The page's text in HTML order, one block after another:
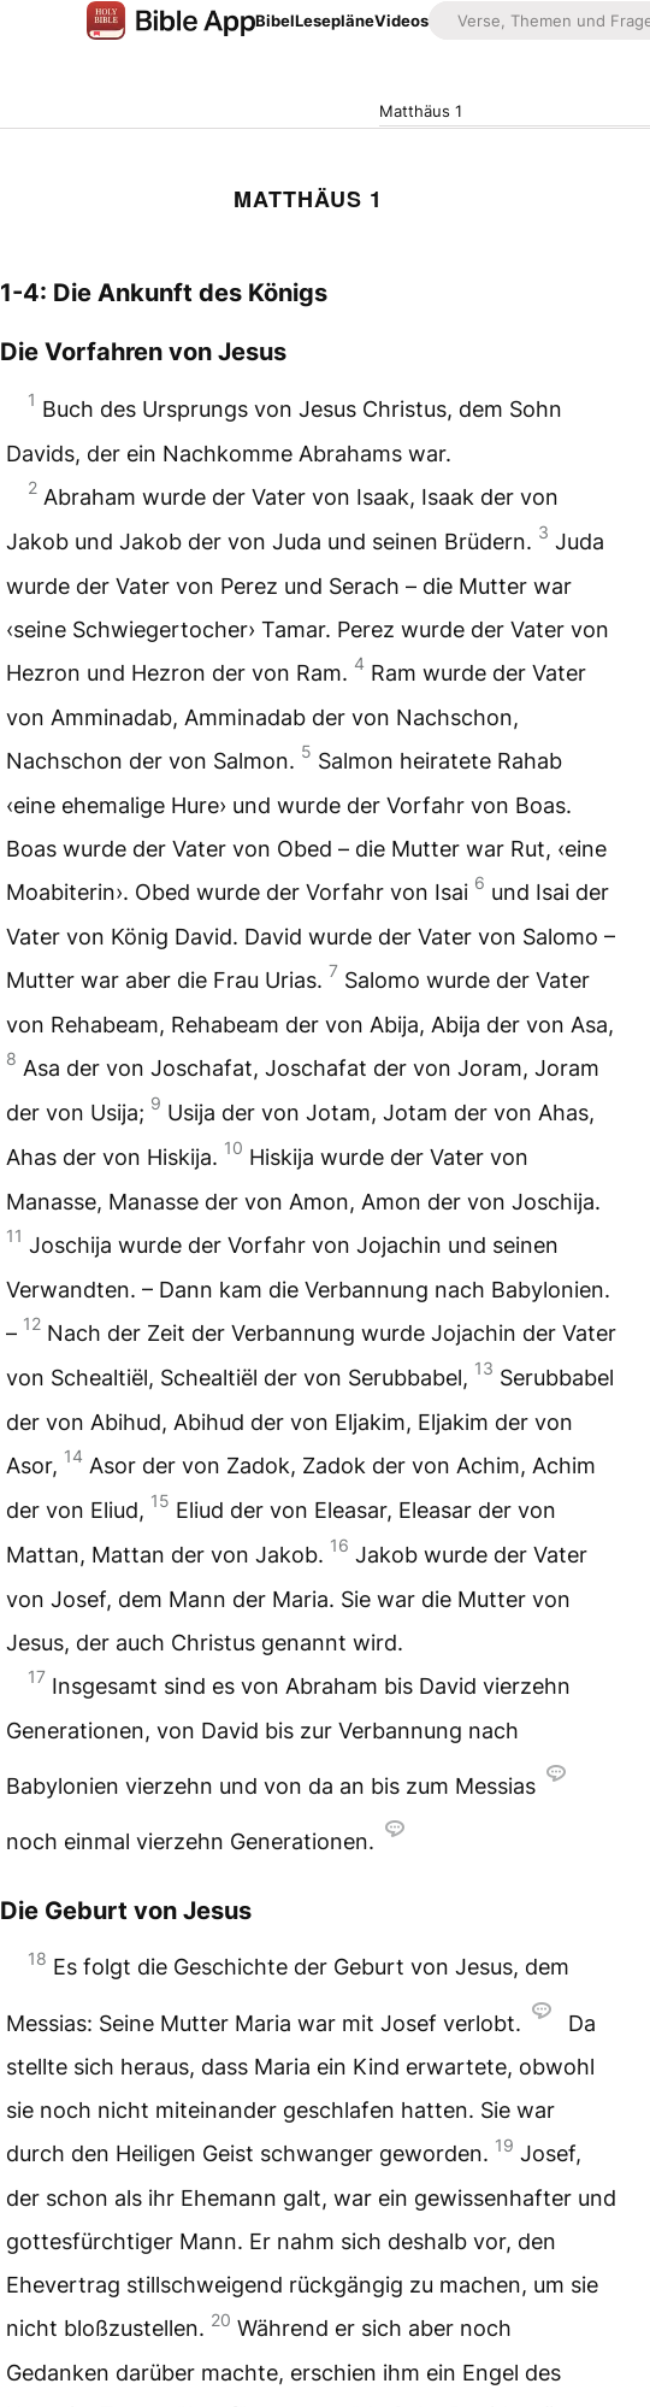
BibelLesepläneVideos
Matthäus 1
MATTHÄUS 1
1-4: Die Ankunft des Königs
Die Vorfahren von Jesus
1 Buch des Ursprungs von Jesus Christus, dem Sohn
Davids, der ein Nachkomme Abrahams war.
2 Abraham wurde der Vater von Isaak, Isaak der von
Jakob und Jakob der von Juda und seinen Brüdern. 3 Juda
wurde der Vater von Perez und Serach – die Mutter war
‹seine Schwiegertocher› Tamar. Perez wurde der Vater von
Hezron und Hezron der von Ram. 4 Ram wurde der Vater
von Amminadab, Amminadab der von Nachschon,
Nachschon der von Salmon. 5 Salmon heiratete Rahab
‹eine ehemalige Hure› und wurde der Vorfahr von Boas.
Boas wurde der Vater von Obed – die Mutter war Rut, ‹eine
Moabiterin›. Obed wurde der Vorfahr von Isai 6 und Isai der
Vater von König David. David wurde der Vater von Salomo –
Mutter war aber die Frau Urias. 7 Salomo wurde der Vater
von Rehabeam, Rehabeam der von Abija, Abija der von Asa,
8 Asa der von Joschafat, Joschafat der von Joram, Joram
der von Usija; 9 Usija der von Jotam, Jotam der von Ahas,
Ahas der von Hiskija. 10 Hiskija wurde der Vater von
Manasse, Manasse der von Amon, Amon der von Joschija.
11 Joschija wurde der Vorfahr von Jojachin und seinen
Verwandten. – Dann kam die Verbannung nach Babylonien.
– 12 Nach der Zeit der Verbannung wurde Jojachin der Vater
von Schealtiël, Schealtiël der von Serubbabel, 13 Serubbabel
der von Abihud, Abihud der von Eljakim, Eljakim der von
Asor, 14 Asor der von Zadok, Zadok der von Achim, Achim
der von Eliud, 15 Eliud der von Eleasar, Eleasar der von
Mattan, Mattan der von Jakob. 16 Jakob wurde der Vater
von Josef, dem Mann der Maria. Sie war die Mutter von
Jesus, der auch Christus genannt wird.
17 Insgesamt sind es von Abraham bis David vierzehn
Generationen, von David bis zur Verbannung nach
Babylonien vierzehn und von da an bis zum Messias
noch einmal vierzehn Generationen.
Die Geburt von Jesus
18 Es folgt die Geschichte der Geburt von Jesus, dem
Messias: Seine Mutter Maria war mit Josef verlobt.
Da
stellte sich heraus, dass Maria ein Kind erwartete, obwohl
sie noch nicht miteinander geschlafen hatten. Sie war
durch den Heiligen Geist schwanger geworden. 19 Josef,
der schon als ihr Ehemann galt, war ein gewissenhafter und
gottesfürchtiger Mann. Er nahm sich deshalb vor, den
Ehevertrag stillschweigend rückgängig zu machen, um sie
nicht bloßzustellen. 20 Während er sich aber noch
Gedanken darüber machte, erschien ihm ein Engel des